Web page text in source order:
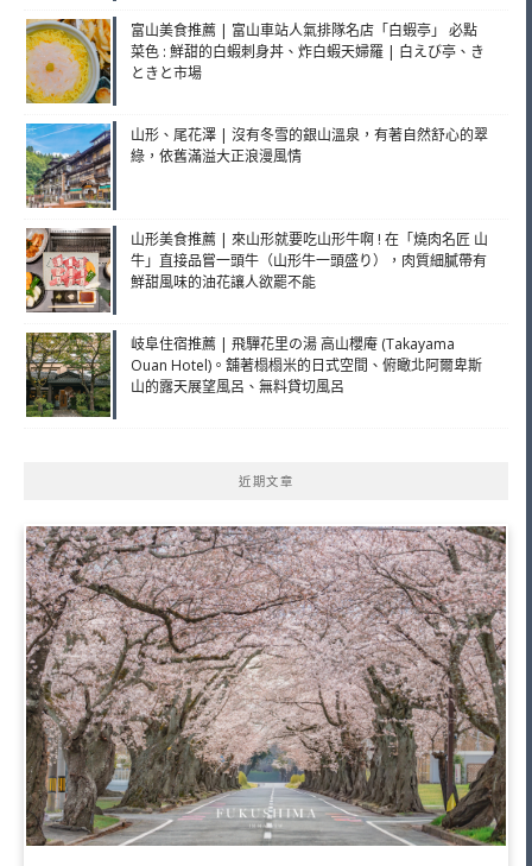
富山美食推薦 | 富山車站人氣排隊名店「白蝦亭」 必點
菜色 : 鮮甜的白蝦刺身丼、炸白蝦天婦羅 | 白えび亭、き
ときと市場
山形、尾花澤 | 沒有冬雪的銀山溫泉，有著自然舒心的翠
綠，依舊滿溢大正浪漫風情
山形美食推薦 | 來山形就要吃山形牛啊 ! 在「燒肉名匠 山
牛」直接品嘗一頭牛（山形牛一頭盛り），肉質細膩帶有
鮮甜風味的油花讓人欲罷不能
岐阜住宿推薦 | 飛驒花里の湯 高山櫻庵 (Takayama
Ouan Hotel)。舖著榻榻米的日式空間、俯瞰北阿爾卑斯
山的露天展望風呂、無料貸切風呂
近期文章